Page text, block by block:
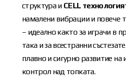
структура и CELL
намалени вибрации и повече
– идеално както за играчи в
така и за всестранни
плавно и сигурно развитие на
контрол над топката.